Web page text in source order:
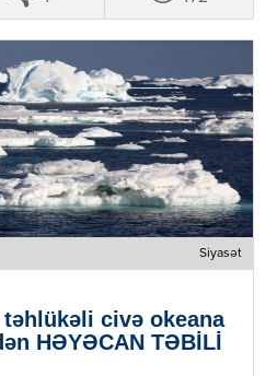
Siyasət
civə okeana
HƏYƏCAN TƏBİLİ